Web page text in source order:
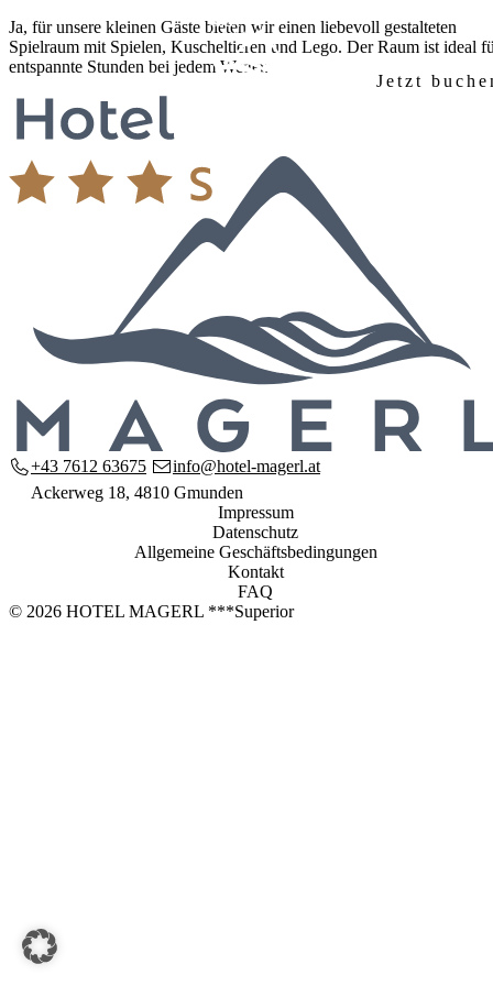
Zum
Inhalt
springen
Startseite
Hotel
Unser Haus
Zimmer & Preise
Ausstattung
Anreise & Lage
Seminare
Seminarräume
Ausstattung & Technik
Wandern & Natur
Familienurlaub
Kontakt
Jetzt buchen
HOTEL MAGERL ***Superior
Ackerweg 18
4810 Gmunden
+43 7612 63675
Jetzt
Ja, für unsere kleinen Gäste bieten wir einen liebevoll gestalteten
Spielraum mit Spielen, Kuscheltieren und Lego. Der Raum ist ideal
entspannte Stunden bei jedem Wetter.
+43 7612 63675
info@hotel-magerl.at
Ackerweg 18, 4810 Gmunden
Impressum
Datenschutz
Allgemeine Geschäftsbedingungen
Kontakt
FAQ
© 2026 HOTEL MAGERL ***Superior